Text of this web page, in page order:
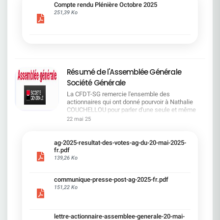
cadre du dialogue social.Bonne lecture !
Compte rendu Plénière Octobre 2025
251,39 Ko
Résumé de l'Assemblée Générale
Société Générale
La CFDT-SG remercie l'ensemble des
actionnaires qui ont donné pourvoir à Nathalie
COUCHELLOU pour parler d'une seule et même
voix.L'assemblée Générale s'est ouverte avec 4
souligné la forte amélioration en 2024 de tous les
facteurs financiers et le premier trimestre 2025
encourageant.Le Directeur Général, Slawomir
solide. Etre une banque simple et intégrée. Etre
une banque efficace. Etre une banque rentable. Le
22 mai 25
ag-2025-resultat-des-votes-ag-du-20-mai-2025-
fr.pdf
139,26 Ko
communique-presse-post-ag-2025-fr.pdf
151,22 Ko
lettre-actionnaire-assemblee-generale-20-mai-